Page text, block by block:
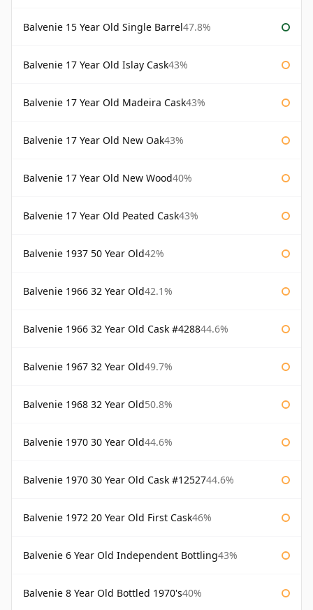
Balvenie 15 Year Old Single Barrel47.8%
Balvenie 17 Year Old Islay Cask43%
Balvenie 17 Year Old Madeira Cask43%
Balvenie 17 Year Old New Oak43%
Balvenie 17 Year Old New Wood40%
Balvenie 17 Year Old Peated Cask43%
Balvenie 1937 50 Year Old42%
Balvenie 1966 32 Year Old42.1%
Balvenie 1966 32 Year Old Cask #428844.6%
Balvenie 1967 32 Year Old49.7%
Balvenie 1968 32 Year Old50.8%
Balvenie 1970 30 Year Old44.6%
Balvenie 1970 30 Year Old Cask #1252744.6%
Balvenie 1972 20 Year Old First Cask46%
Balvenie 6 Year Old Independent Bottling43%
Balvenie 8 Year Old Bottled 1970's40%